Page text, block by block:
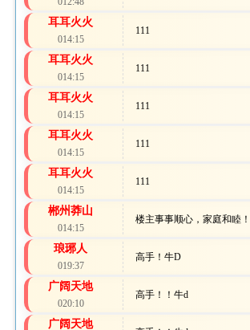
耳耳火火
014:15
111
耳耳火火
014:15
111
耳耳火火
014:15
111
耳耳火火
014:15
111
耳耳火火
014:15
111
郴州莽山
014:15
楼主事事顺心，家庭和睦！
琅琊人
019:37
高手！牛D
广阔天地
020:10
高手！！牛d
广阔天地